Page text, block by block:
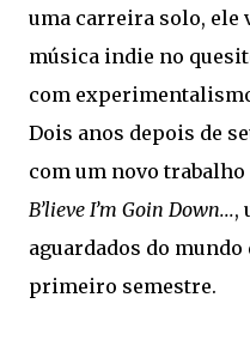
uma carreira solo, ele
música indie no
com
Dois anos depois de
com um novo
B’lieve I’m Goin Down...,
aguardados do
primeiro semestre.